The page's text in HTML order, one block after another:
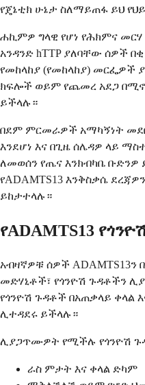
የጄኔቲክ ሁኔታ ስለማይጠፋ ይህ
ሐኪምዎ ግላዊ የሆነ የሕክምና መርሃ
አንዳንድ hTTP ያለባቸው ሰዎች
የመከላከያ (የመከላከያ) መርፌዎች
ክፍሎች ወይም የጨመረ አደጋ
ይችላሉ።
በደም ምርመራዎች አማካኝነት
እንደሆነ እና በጊዜ ሰሌዳዎ ላይ
ለመወሰን የጤና እንክብካቤ ቡድንዎ
የADAMTS13 እንቅስቃሴ
ይከታተላሉ።
የADAMTS13
አብዛኛዎቹ ሰዎች ADAMTS13ን
መድሃኒቶች፣ የጎንዮሽ ጉዳቶችን
የጎንዮሽ ጉዳቶች በአጠቃላይ ቀላል
ሊተዳደሩ ይችላሉ።
ሊያጋጥሙዎት የሚችሉ የጎንዮሽ
ራስ ምታት እና ቀላል ድካም